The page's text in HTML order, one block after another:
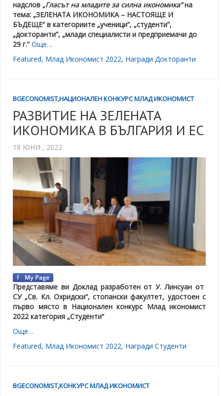
надслов „Гласът на младите за силна икономика” на
тема: „ЗЕЛЕНАТА ИКОНОМИКА – НАСТОЯЩЕ И
БЪДЕЩЕ“ в категориите „ученици”, „студенти”,
„докторанти”, „млади специалисти и предприемачи до
29 г.” Още…
Featured, Млад Икономист 2022, Награди Докторанти
BGECONOMIST,НАЦИОНАЛЕН КОНКУРС МЛАД ИКОНОМИСТ
РАЗВИТИЕ НА ЗЕЛЕНАТА
ИКОНОМИКА В БЪЛГАРИЯ И ЕС
18 ЮНИ , 2022
Представяме ви Доклад разработен от У. Линсуан от
СУ „Св. Кл. Охридски“, стопански факултет, удостоен с
първо място в Национален конкурс Млад икономист
2022 категория „Студенти“
Още…
Featured, Млад Икономист 2022, Награди Студенти
BGECONOMIST,КОНКУРС МЛАД ИКОНОМИСТ